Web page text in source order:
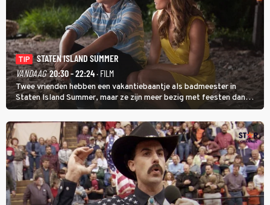
TIP
STATEN ISLAND SUMMER
VANDAAG 20:30 - 22:24· FILM
Twee vrienden hebben een vakantiebaantje als badmeester in
Staten Island Summer, maar ze zijn meer bezig met feesten dan
met werken.